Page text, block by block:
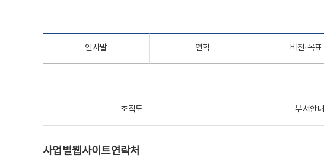
인사말 연혁 비전·목표
조직도 부서안내
사업별웹사이트연락처